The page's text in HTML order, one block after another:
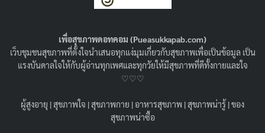
ฟิลเลอร์เพิ่มขนาด HA Filler คืออะไร ?
เพื่อสุขภาพดอทคอม (Pueasukkapab.com)
เว็บชุมชนสุขภาพที่ตั้งใจนำเสนอทุกแง่มุมเกี่ยวกับสุขภาพเพื่อเป็นข้อมูล เป็น
แรงบันดาลใจให้กับผู้อ่านทุกเพศและทุกวัยให้มีสุขภาพที่ดีทั้งกายและใจ
♡♡♡
ผู้สูงอายุ |สุขภาพใจ |สุขภาพกาย |อาหารสุขภาพ |สุขภาพน่ารู้ |ของ
สุขภาพน่าซื้อ